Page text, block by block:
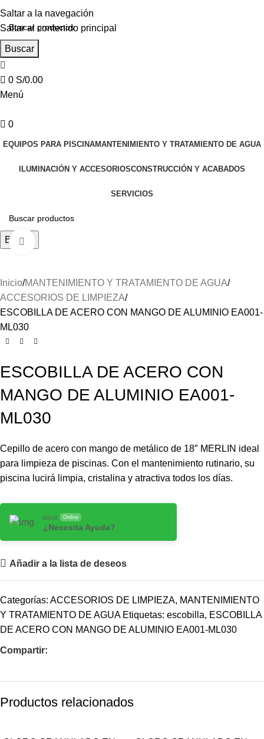
Saltar a la navegación
Saltar al contenido principal
Buscar
0 S/0.00
Menú
0
EQUIPOS PARA PISCINAMANTENIMIENTO Y TRATAMIENTO DE AGUA
ILUMINACIÓN Y ACCESORIOSCONSTRUCCIÓN Y ACABADOS
SERVICIOS
Buscar
Inicio MANTENIMIENTO Y TRATAMIENTO DE AGUA
ACCESORIOS DE LIMPIEZA
ESCOBILLA DE ACERO CON MANGO DE ALUMINIO EA001-
ML030
ESCOBILLA DE ACERO CON
MANGO DE ALUMINIO EA001-
ML030
Cepillo de acero con mango de metálico de 18″ MERLIN ideal
para limpieza de piscinas. Con el mantenimiento rutinario, su
piscina lucirá limpia, cristalina y atractiva todos los días.
aqua Online
¿Necesita Ayuda?
Añadir a la lista de deseos
Categorías: ACCESORIOS DE LIMPIEZA, MANTENIMIENTO
Y TRATAMIENTO DE AGUA Etiquetas: escobilla, ESCOBILLA
DE ACERO CON MANGO DE ALUMINIO EA001-ML030
Compartir:
Productos relacionados